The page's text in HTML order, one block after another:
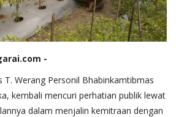
-
T. Werang Personil Bhabinkamtibmas
kembali mencuri perhatian publik lewat
dalam menjalin kemitraan dengan